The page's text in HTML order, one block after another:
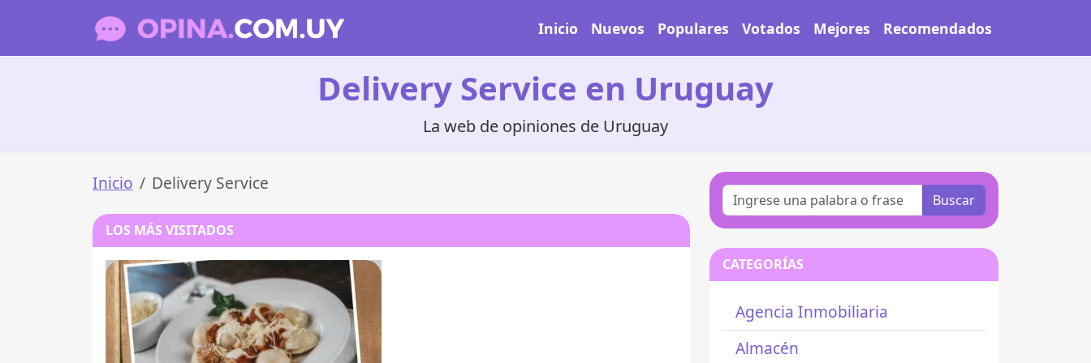
Inicio Nuevos Populares Votados Mejores Recomendados
Delivery Service en Uruguay
La web de opiniones de Uruguay
Inicio Delivery Service
LOS MÁS VISITADOS
Buscar
CATEGORÍAS
Agencia Inmobiliaria
Almacén